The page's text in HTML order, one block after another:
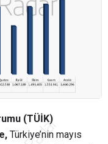
(TÜİK)
Türkiye’nin mayıs